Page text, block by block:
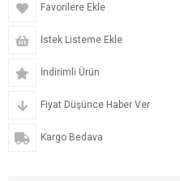
Favorilere Ekle
İstek Listeme Ekle
İndirimli Ürün
Fiyat Düşünce Haber Ver
Kargo Bedava